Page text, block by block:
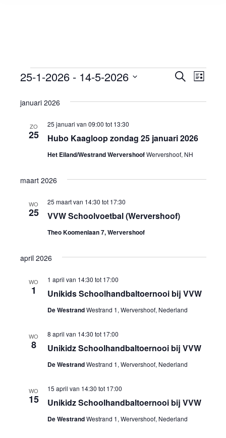
Evenementen Zoeken
Lijst
25-1-2026 - 14-5-2026
een
datum.
januari 2026
ZO
25 Hubo Kaagloop zondag 25 januari 2026
25 januari van 09:00 tot 13:30
Het Eiland/Westrand WervershoofWervershoof, NH
maart 2026
WO
25 VVW Schoolvoetbal (Wervershoof)
25 maart van 14:30 tot 17:30
Theo Koomenlaan 7, Wervershoof
april 2026
WO
1 Unikids Schoolhandbaltoernooi bij VVW
1 april van 14:30 tot 17:00
De WestrandWestrand 1, Wervershoof, Nederland
WO
8 Unikidz Schoolhandbaltoernooi bij VVW
8 april van 14:30 tot 17:00
De WestrandWestrand 1, Wervershoof, Nederland
WO
15 Unikidz Schoolhandbaltoernooi bij VVW
15 april van 14:30 tot 17:00
De WestrandWestrand 1, Wervershoof, Nederland